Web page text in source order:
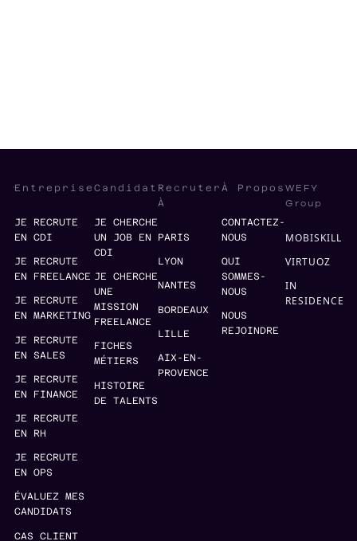
Entreprise
JE RECRUTE
EN CDI
JE RECRUTE
EN FREELANCE
JE RECRUTE
EN MARKETING
JE RECRUTE
EN SALES
JE RECRUTE
EN FINANCE
JE RECRUTE
EN RH
JE RECRUTE
EN OPS
ÉVALUEZ MES
CANDIDATS
CAS CLIENT
Candidat
JE CHERCHE
UN JOB EN
CDI
JE CHERCHE
UNE
MISSION
FREELANCE
FICHES
MÉTIERS
HISTOIRE
DE TALENTS
Recruter
À
PARIS
LYON
NANTES
BORDEAUX
LILLE
AIX-EN-
PROVENCE
À Propos
CONTACTEZ-
NOUS
QUI
SOMMES-
NOUS
NOUS
REJOINDRE
WEFY
Group
MOBISKILL
VIRTUOZ
IN
RESIDENCE